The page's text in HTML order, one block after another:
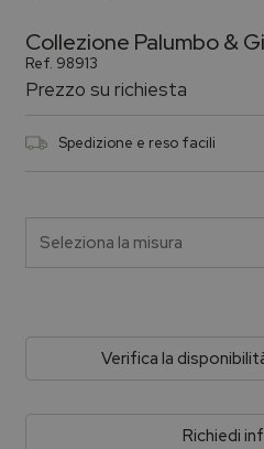
Collezione Palumbo &
Ref. 98913
Prezzo su richiesta
Spedizione e reso facili
Verifica la
Richiedi